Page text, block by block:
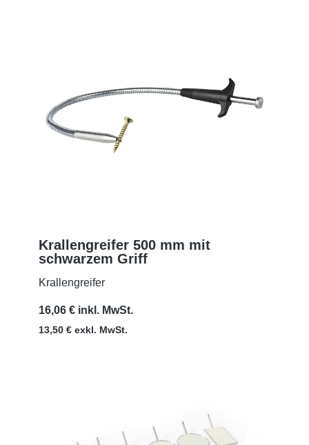
MEHR
Krallengreifer 500 mm mit
schwarzem Griff
Krallengreifer
16,06 € inkl. MwSt.
13,50 € exkl. MwSt.